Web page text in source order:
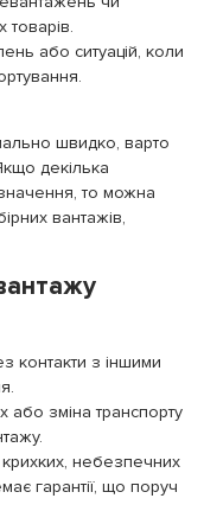
товарів.
або ситуацій, коли
швидко, варто
декілька
то можна
вантажів,
з іншими
або зміна транспорту
небезпечних
гарантії, що поруч